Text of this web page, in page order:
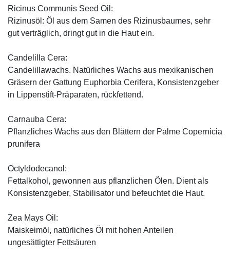
Ricinus Communis Seed Oil:
Rizinusöl: Öl aus dem Samen des Rizinusbaumes, sehr
gut verträglich, dringt gut in die Haut ein.
Candelilla Cera:
Candelillawachs. Natürliches Wachs aus mexikanischen
Gräsern der Gattung Euphorbia Cerifera, Konsistenzgeber
in Lippenstift-Präparaten, rückfettend.
Carnauba Cera:
Pflanzliches Wachs aus den Blättern der Palme Copernicia
prunifera
Octyldodecanol:
Fettalkohol, gewonnen aus pflanzlichen Ölen. Dient als
Konsistenzgeber, Stabilisator und befeuchtet die Haut.
Zea Mays Oil:
Maiskeimöl, natürliches Öl mit hohen Anteilen
ungesättigter Fettsäuren